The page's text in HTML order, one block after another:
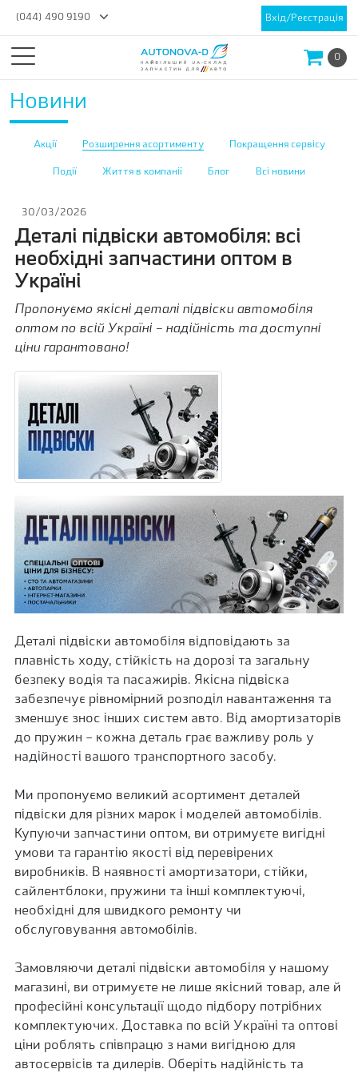
(044) 490 9190 Вхід/Реєстрація
0
Новини
Акції Розширення асортименту Покращення сервісу
Події Життя в компанії Блог Всі новини
30/03/2026
Деталі підвіски автомобіля: всі
необхідні запчастини оптом в
Україні
Пропонуємо якісні деталі підвіски автомобіля
оптом по всій Україні – надійність та доступні
ціни гарантовано!
Деталі підвіски автомобіля відповідають за
плавність ходу, стійкість на дорозі та загальну
безпеку водія та пасажирів. Якісна підвіска
забезпечує рівномірний розподіл навантаження та
зменшує знос інших систем авто. Від амортизаторів
до пружин – кожна деталь грає важливу роль у
надійності вашого транспортного засобу.
Ми пропонуємо великий асортимент деталей
підвіски для різних марок і моделей автомобілів.
Купуючи запчастини оптом, ви отримуєте вигідні
умови та гарантію якості від перевірених
виробників. В наявності амортизатори, стійки,
сайлентблоки, пружини та інші комплектуючі,
необхідні для швидкого ремонту чи
обслуговування автомобілів.
Замовляючи деталі підвіски автомобіля у нашому
магазині, ви отримуєте не лише якісний товар, але й
професійні консультації щодо підбору потрібних
комплектуючих. Доставка по всій Україні та оптові
ціни роблять співпрацю з нами вигідною для
автосервісів та дилерів. Оберіть надійність та